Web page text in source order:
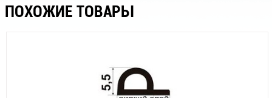
ПОХОЖИЕ ТОВАРЫ